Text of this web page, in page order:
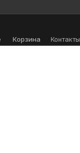
Контакты
Корзина